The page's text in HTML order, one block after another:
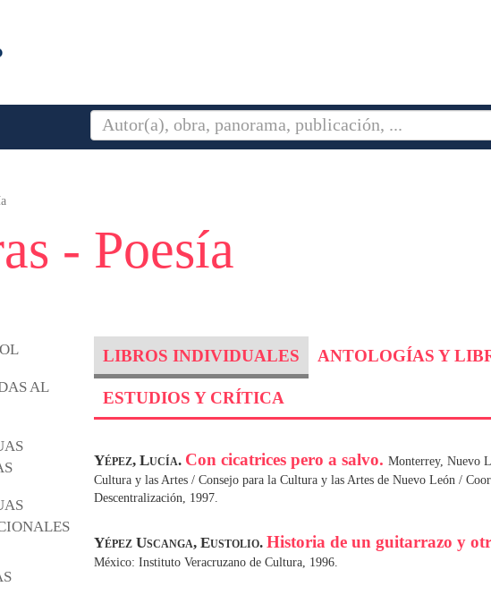
- Poesía
AL
LIBROS INDIVIDUALES ANTOLOGÍAS Y
ESTUDIOS Y CRÍTICA
Yépez, Lucía. Con cicatrices pero a salvo. Monterrey, Nuevo
Cultura y las Artes / Consejo para la Cultura y las Artes de Nuevo León /
Descentralización, 1997.
Yépez Uscanga, Eustolio. Historia de un guitarrazo y
México: Instituto Veracruzano de Cultura, 1996.